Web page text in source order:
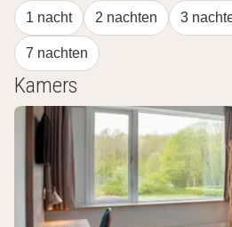
1 nacht 2 nachten 3
7 nachten
Kamers